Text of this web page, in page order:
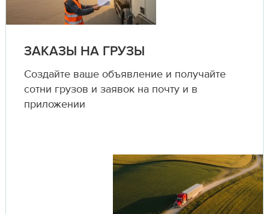
ЗАКАЗЫ НА ГРУЗЫ
Создайте ваше объявление и получайте
сотни грузов и заявок на почту и в
приложении